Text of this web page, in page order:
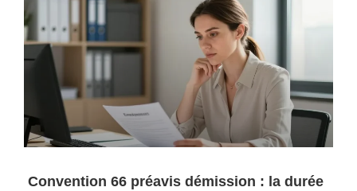
Convention 66 préavis démission : la durée